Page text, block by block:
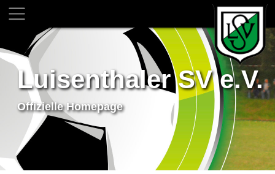
Luisenthaler SV e.V.
Offizielle Homepage